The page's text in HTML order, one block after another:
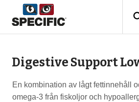
Digestive Support
En kombination av lågt fettinnehåll
omega-3 från fiskoljor och